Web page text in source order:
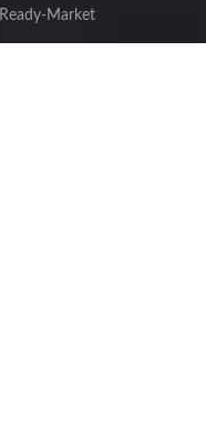
Ready-Market